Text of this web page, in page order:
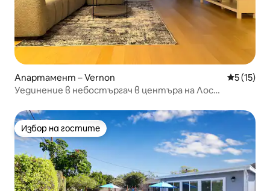
Апартамент – Vernon Средна
5 (15)
Уединение в небостъргач в центъра на Лос
Избор на гостите
Избор на гостите